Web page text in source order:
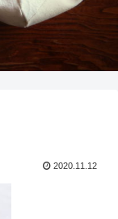
2020.11.12